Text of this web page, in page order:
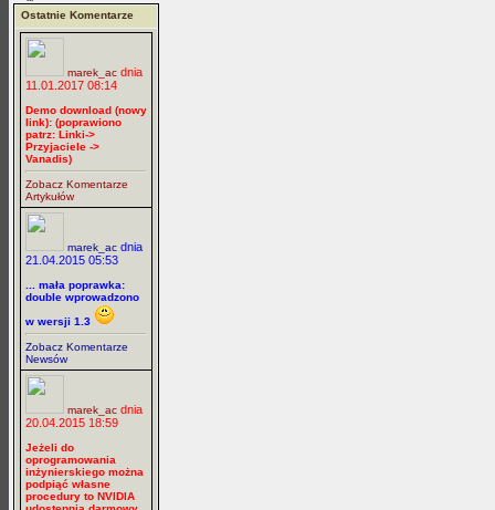
Ostatnie Komentarze
marek_ac dnia
11.01.2017 08:14
Demo download (nowy
link): (poprawiono
patrz: Linki->
Przyjaciele ->
Vanadis)
Zobacz Komentarze
Artykułów
marek_ac dnia
21.04.2015 05:53
... mała poprawka:
double wprowadzono
w wersji 1.3
Zobacz Komentarze
Newsów
marek_ac dnia
20.04.2015 18:59
Jeżeli do
oprogramowania
inżynierskiego można
podpiąć własne
procedury to NVIDIA